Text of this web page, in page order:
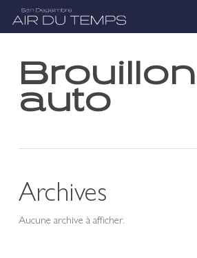
Brouillon
auto
Archives
Aucune archive à afficher.